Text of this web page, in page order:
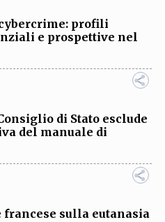
profili
e prospettive nel
di Stato esclude
del manuale di
francese sulla eutanasia